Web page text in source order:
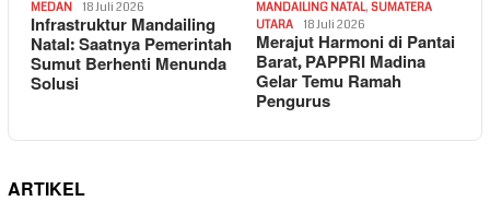
MEDAN 18 Juli 2026
Infrastruktur Mandailing
Natal: Saatnya Pemerintah
Sumut Berhenti Menunda
Solusi
MANDAILING NATAL, SUMATERA
UTARA
18 Juli 2026
Merajut Harmoni di Pantai
Barat, PAPPRI Madina
Gelar Temu Ramah
Pengurus
ARTIKEL